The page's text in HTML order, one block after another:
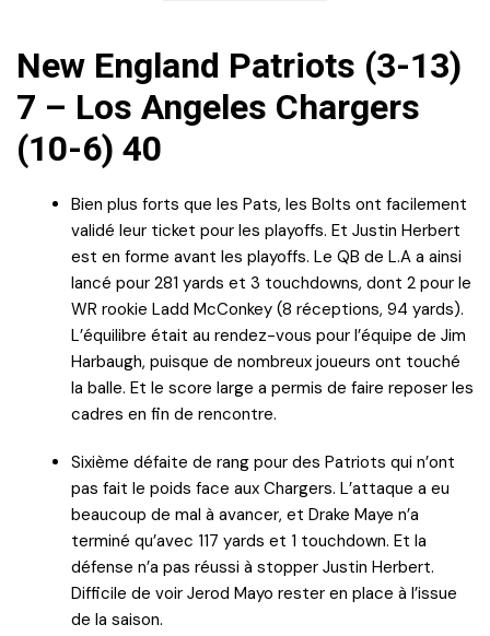
New England Patriots (3-13)
7 – Los Angeles Chargers
(10-6) 40
Bien plus forts que les Pats, les Bolts ont facilement
validé leur ticket pour les playoffs. Et Justin Herbert
est en forme avant les playoffs. Le QB de L.A a ainsi
lancé pour 281 yards et 3 touchdowns, dont 2 pour le
WR rookie Ladd McConkey (8 réceptions, 94 yards).
L’équilibre était au rendez-vous pour l’équipe de Jim
Harbaugh, puisque de nombreux joueurs ont touché
la balle. Et le score large a permis de faire reposer les
cadres en fin de rencontre.
Sixième défaite de rang pour des Patriots qui n’ont
pas fait le poids face aux Chargers. L’attaque a eu
beaucoup de mal à avancer, et Drake Maye n’a
terminé qu’avec 117 yards et 1 touchdown. Et la
défense n’a pas réussi à stopper Justin Herbert.
Difficile de voir Jerod Mayo rester en place à l’issue
de la saison.